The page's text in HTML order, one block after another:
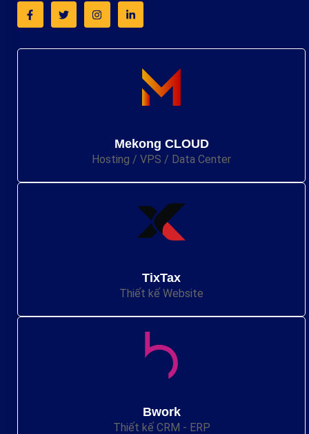
Mekong CLOUD
Hosting / VPS / Data Center
TixTax
Thiết kế Website
Bwork
Thiết kế CRM - ERP